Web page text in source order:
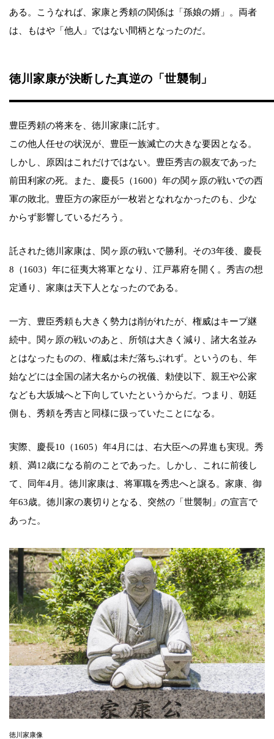
ある。こうなれば、家康と秀頼の関係は「孫娘の婿」。両者
は、もはや「他人」ではない間柄となったのだ。
徳川家康が決断した真逆の「世襲制」
豊臣秀頼の将来を、徳川家康に託す。
この他人任せの状況が、豊臣一族滅亡の大きな要因となる。
しかし、原因はこれだけではない。豊臣秀吉の親友であった
前田利家の死。また、慶長5（1600）年の関ヶ原の戦いでの西
軍の敗北。豊臣方の家臣が一枚岩となれなかったのも、少な
からず影響しているだろう。
託された徳川家康は、関ヶ原の戦いで勝利。その3年後、慶長
8（1603）年に征夷大将軍となり、江戸幕府を開く。秀吉の想
定通り、家康は天下人となったのである。
一方、豊臣秀頼も大きく勢力は削がれたが、権威はキープ継
続中。関ヶ原の戦いのあと、所領は大きく減り、諸大名並み
とはなったものの、権威は未だ落ちぶれず。というのも、年
始などには全国の諸大名からの祝儀、勅使以下、親王や公家
なども大坂城へと下向していたというからだ。つまり、朝廷
側も、秀頼を秀吉と同様に扱っていたことになる。
実際、慶長10（1605）年4月には、右大臣への昇進も実現。秀
頼、満12歳になる前のことであった。しかし、これに前後し
て、同年4月。徳川家康は、将軍職を秀忠へと譲る。家康、御
年63歳。徳川家の裏切りとなる、突然の「世襲制」の宣言で
あった。
徳川家康像